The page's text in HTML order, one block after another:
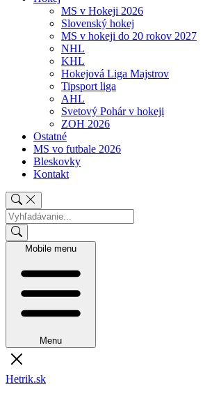
MS v Hokeji 2026
Slovenský hokej
MS v hokeji do 20 rokov 2027
NHL
KHL
Hokejová Liga Majstrov
Tipsport liga
AHL
Svetový Pohár v hokeji
ZOH 2026
Ostatné
MS vo futbale 2026
Bleskovky
Kontakt
Mobile menu
Menu
Hetrik.sk